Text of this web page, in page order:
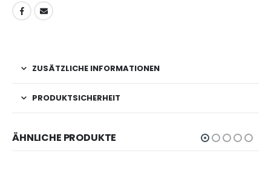
ZUSÄTZLICHE INFORMATIONEN
PRODUKTSICHERHEIT
ÄHNLICHE PRODUKTE